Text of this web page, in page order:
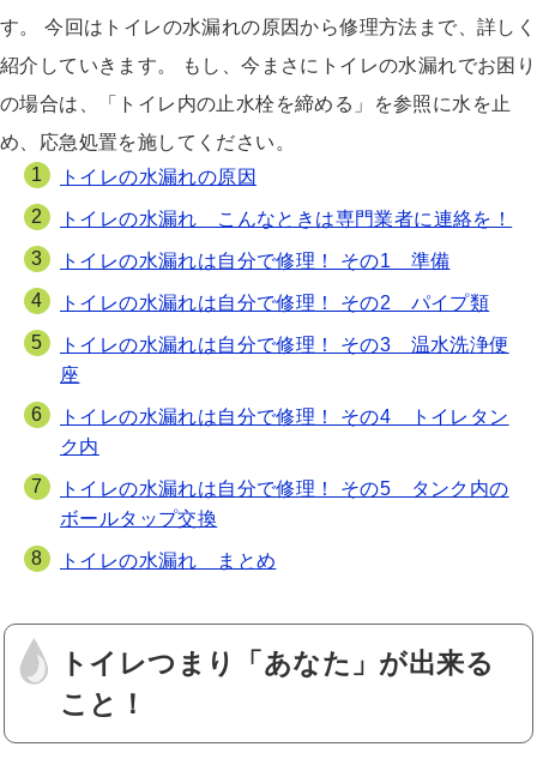
す。 今回はトイレの水漏れの原因から修理方法まで、詳しく
紹介していきます。 もし、今まさにトイレの水漏れでお困り
の場合は、「トイレ内の止水栓を締める」を参照に水を止
め、応急処置を施してください。
トイレの水漏れの原因
トイレの水漏れ こんなときは専門業者に連絡を！
トイレの水漏れは自分で修理！ その1 準備
トイレの水漏れは自分で修理！ その2 パイプ類
トイレの水漏れは自分で修理！ その3 温水洗浄便
座
トイレの水漏れは自分で修理！ その4 トイレタン
ク内
トイレの水漏れは自分で修理！ その5 タンク内の
ボールタップ交換
トイレの水漏れ まとめ
トイレつまり「あなた」が出来る
こと！